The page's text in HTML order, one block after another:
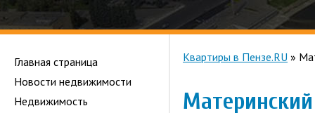
Главная страница
Новости недвижимости
Недвижимость
Квартиры в Пензе.RU »